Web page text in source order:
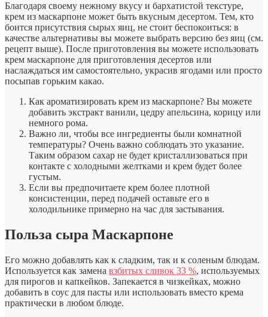
Благодаря своему нежному вкусу и бархатистой текстуре,
крем из маскарпоне может быть вкусным десертом. Тем, кто
боится присутствия сырых яиц, не стоит беспокоиться: в
качестве альтернативы вы можете выбрать версию без яиц (см.
рецепт выше). После приготовления вы можете использовать
крем маскарпоне для приготовления десертов или
наслаждаться им самостоятельно, украсив ягодами или просто
посыпав горьким какао.
Как ароматизировать крем из маскарпоне? Вы можете
добавить экстракт ванили, цедру апельсина, корицу или
немного рома.
Важно ли, чтобы все ингредиенты были комнатной
температуры? Очень важно соблюдать это указание.
Таким образом сахар не будет кристаллизоваться при
контакте с холодными желтками и крем будет более
густым.
Если вы предпочитаете крем более плотной
консистенции, перед подачей оставьте его в
холодильнике примерно на час для застывания.
Польза сыра Маскарпоне
Его можно добавлять как к сладким, так и к соленым блюдам.
Используется как замена взбитых сливок 33 %, используемых
для пирогов и капкейков. Запекается в чизкейках, можно
добавить в соус для пасты или использовать вместо крема
практически в любом блюде.